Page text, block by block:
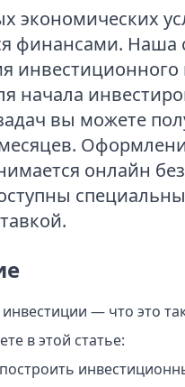
экономических
финансами. Наша
начала
вы можете
онлайн
— что это
в этой статье: